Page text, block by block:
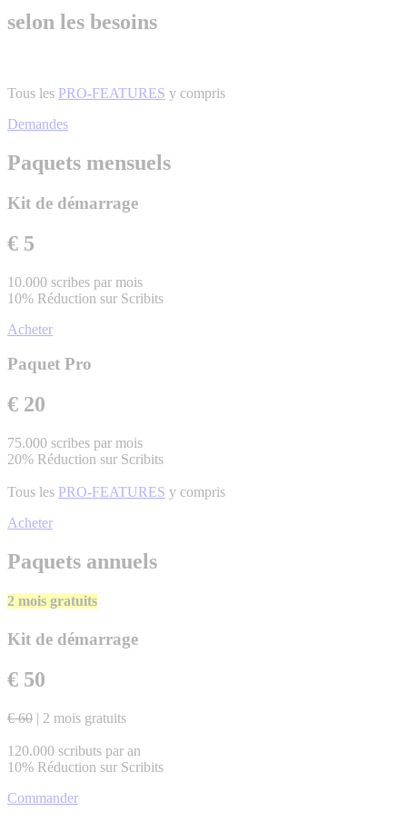
selon les besoins
Tous les PRO-FEATURES y compris
Demandes
Paquets mensuels
Kit de démarrage
€ 5
10.000 scribes par mois
10% Réduction sur Scribits
Acheter
Paquet Pro
€ 20
75.000 scribes par mois
20% Réduction sur Scribits
Tous les PRO-FEATURES y compris
Acheter
Paquets annuels
2 mois gratuits
Kit de démarrage
€ 50
€ 60 | 2 mois gratuits
120.000 scributs par an
10% Réduction sur Scribits
Commander